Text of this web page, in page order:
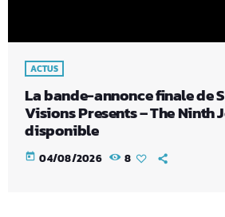
ACTUS
La bande-annonce finale de
Visions Presents – The Ninth
disponible
today 04/08/2026 8